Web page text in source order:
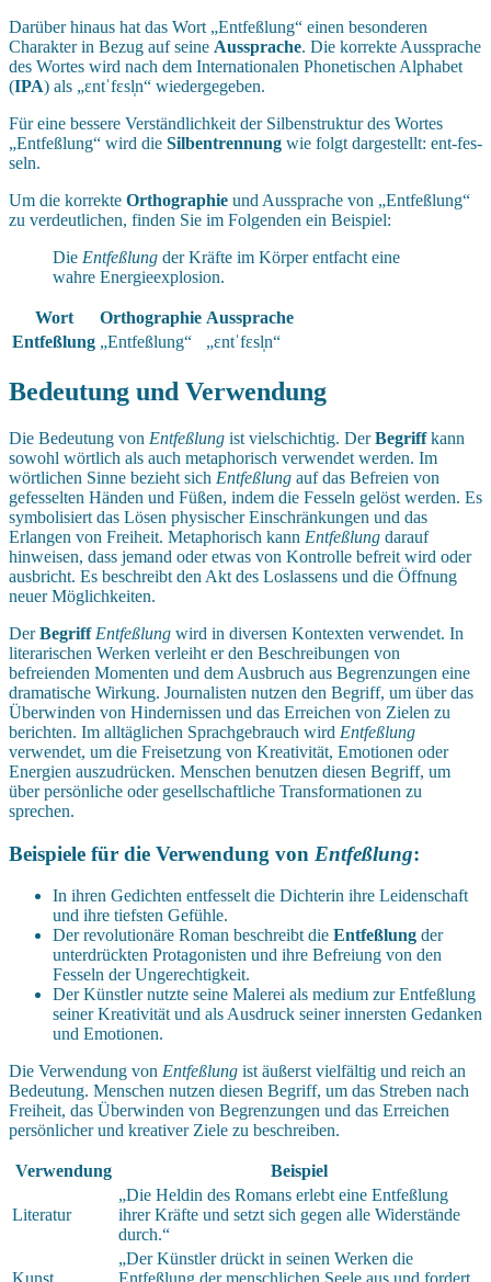
Darüber hinaus hat das Wort „Entfeßlung“ einen besonderen
Charakter in Bezug auf seine Aussprache. Die korrekte Aussprache
des Wortes wird nach dem Internationalen Phonetischen Alphabet
(IPA) als „ɛntˈfɛsl̩n“ wiedergegeben.
Für eine bessere Verständlichkeit der Silbenstruktur des Wortes
„Entfeßlung“ wird die Silbentrennung wie folgt dargestellt: ent-fes-
seln.
Um die korrekte Orthographie und Aussprache von „Entfeßlung“
zu verdeutlichen, finden Sie im Folgenden ein Beispiel:
Die Entfeßlung der Kräfte im Körper entfacht eine
wahre Energieexplosion.
Wort Orthographie Aussprache
Entfeßlung „Entfeßlung“ „ɛntˈfɛsl̩n“
Bedeutung und Verwendung
Die Bedeutung von Entfeßlung ist vielschichtig. DerBegriffkann
sowohl wörtlich als auch metaphorisch verwendet werden. Im
wörtlichen Sinne bezieht sich Entfeßlung auf das Befreien von
gefesselten Händen und Füßen, indem die Fesseln gelöst werden. Es
symbolisiert das Lösen physischer Einschränkungen und das
Erlangen von Freiheit. Metaphorisch kann Entfeßlung darauf
hinweisen, dass jemand oder etwas von Kontrolle befreit wird oder
ausbricht. Es beschreibt den Akt des Loslassens und die Öffnung
neuer Möglichkeiten.
DerBegriff Entfeßlung wird in diversen Kontexten verwendet. In
literarischen Werken verleiht er den Beschreibungen von
befreienden Momenten und dem Ausbruch aus Begrenzungen eine
dramatische Wirkung. Journalisten nutzen den Begriff, um über das
Überwinden von Hindernissen und das Erreichen von Zielen zu
berichten. Im alltäglichen Sprachgebrauch wird Entfeßlung
verwendet, um die Freisetzung von Kreativität, Emotionen oder
Energien auszudrücken. Menschen benutzen diesen Begriff, um
über persönliche oder gesellschaftliche Transformationen zu
sprechen.
Beispiele für die Verwendung von Entfeßlung:
In ihren Gedichten entfesselt die Dichterin ihre Leidenschaft
und ihre tiefsten Gefühle.
Der revolutionäre Roman beschreibt die Entfeßlung der
unterdrückten Protagonisten und ihre Befreiung von den
Fesseln der Ungerechtigkeit.
Der Künstler nutzte seine Malerei als medium zur Entfeßlung
seiner Kreativität und als Ausdruck seiner innersten Gedanken
und Emotionen.
Die Verwendung von Entfeßlung ist äußerst vielfältig und reich an
Bedeutung. Menschen nutzen diesen Begriff, um das Streben nach
Freiheit, das Überwinden von Begrenzungen und das Erreichen
persönlicher und kreativer Ziele zu beschreiben.
Verwendung Beispiel
Literatur
„Die Heldin des Romans erlebt eine Entfeßlung
ihrer Kräfte und setzt sich gegen alle Widerstände
durch.“
„Der Künstler drückt in seinen Werken die